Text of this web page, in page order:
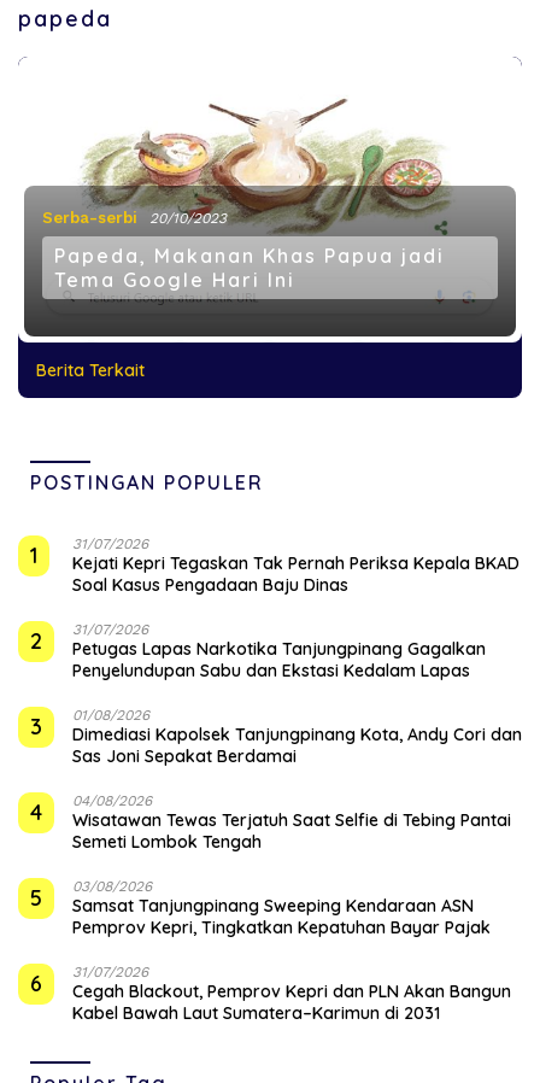
papeda
Serba-serbi 20/10/2023
Papeda, Makanan Khas Papua jadi
Tema Google Hari Ini
Berita Terkait
POSTINGAN POPULER
1 31/07/2026
Kejati Kepri Tegaskan Tak Pernah Periksa Kepala BKAD
Soal Kasus Pengadaan Baju Dinas
2 31/07/2026
Petugas Lapas Narkotika Tanjungpinang Gagalkan
Penyelundupan Sabu dan Ekstasi Kedalam Lapas
3 01/08/2026
Dimediasi Kapolsek Tanjungpinang Kota, Andy Cori dan
Sas Joni Sepakat Berdamai
4 04/08/2026
Wisatawan Tewas Terjatuh Saat Selfie di Tebing Pantai
Semeti Lombok Tengah
5 03/08/2026
Samsat Tanjungpinang Sweeping Kendaraan ASN
Pemprov Kepri, Tingkatkan Kepatuhan Bayar Pajak
6 31/07/2026
Cegah Blackout, Pemprov Kepri dan PLN Akan Bangun
Kabel Bawah Laut Sumatera–Karimun di 2031